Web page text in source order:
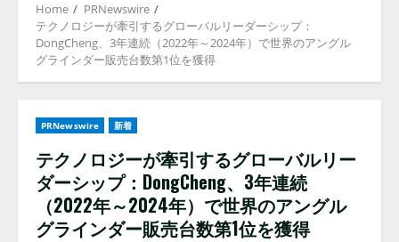
Home
PRNewswire
テクノロジーが牽引するグローバルリーダーシップ：
DongCheng、3年連続（2022年～2024年）で世界のアングル
グラインダー販売台数第1位を獲得
PRNewswire 新着
テクノロジーが牽引するグローバルリー
ダーシップ：DongCheng、3年連続
（2022年～2024年）で世界のアングル
グラインダー販売台数第1位を獲得